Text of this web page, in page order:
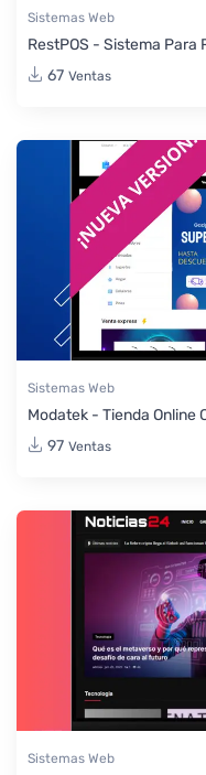
Sistemas Web
RestPOS - Sistema Para
67 Ventas
Sistemas Web
Modatek - Tienda Online
97 Ventas
Sistemas Web